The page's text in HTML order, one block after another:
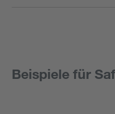
Beispiele für